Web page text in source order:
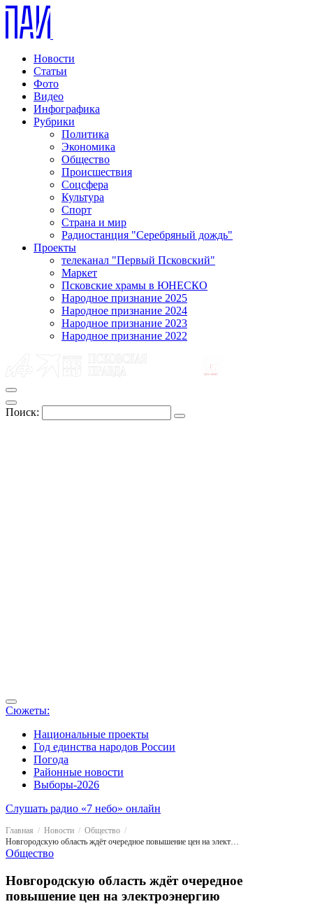
Новости
Статьи
Фото
Видео
Инфографика
Рубрики
Политика
Экономика
Общество
Происшествия
Соцсфера
Культура
Спорт
Страна и мир
Радиостанция "Серебряный дождь"
Проекты
телеканал "Первый Псковский"
Маркет
Псковские храмы в ЮНЕСКО
Народное признание 2025
Народное признание 2024
Народное признание 2023
Народное признание 2022
Поиск:
Сюжеты:
Национальные проекты
Год единства народов России
Погода
Районные новости
Выборы-2026
Слушать радио «7 небо» онлайн
Главная Новости
Общество
Новгородскую область ждёт очередное повышение цен на электроэнергию
Общество
Новгородскую область ждёт очередное
повышение цен на электроэнергию